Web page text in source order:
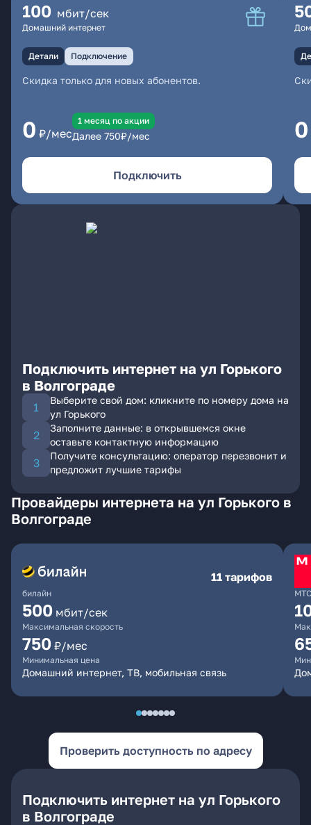
100 мбит/сек
Домашний интернет
Детали Подключение
Скидка только для новых абонентов.
0 ₽/мес
1 месяц по акции
Далее 750₽/мес
Подключить
0
Подключить интернет на ул Горького
в Волгограде
Выберите свой дом: кликните по номеру дома на
ул Горького
Заполните данные: в открывшемся окне
оставьте контактную информацию
Получите консультацию: оператор перезвонит и
предложит лучшие тарифы
Провайдеры интернета на ул Горького в
Волгограде
билайн
11 тарифов
500 мбит/сек
Максимальная скорость
750 ₽/мес
Минимальная цена
Домашний интернет, ТВ, мобильная связь
МТС
Проверить доступность по адресу
Подключить интернет на ул Горького
в Волгограде